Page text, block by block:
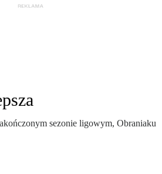
sezonie ligowym, Obraniaku